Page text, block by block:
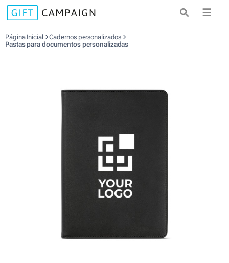
☰
Página Inicial
Cadernos personalizados
Pastas para documentos personalizadas